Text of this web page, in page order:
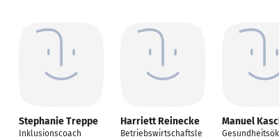
Stephanie Treppe
Inklusionscoach
Harriett Reinecke
Betriebswirtschaftsle
Manuel